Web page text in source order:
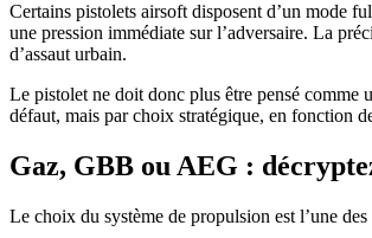
Certains pistolets airsoft disposent d’un mode
une pression immédiate sur l’adversaire. La
d’assaut urbain.
Le pistolet ne doit donc plus être pensé comme
défaut, mais par choix stratégique, en fonction
Gaz, GBB ou AEG :
Le choix du système de propulsion est l’une